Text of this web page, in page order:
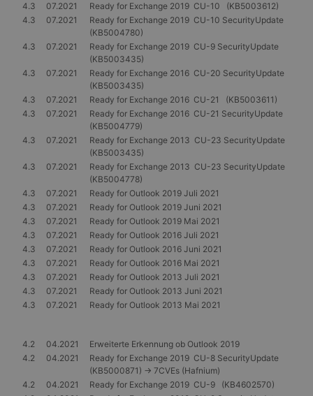
4.3
07.2021
Ready for Exchange 2019 CU-10 (KB5003612)
4.3
07.2021
Ready for Exchange 2019 CU-10 SecurityUpdate
(KB5004780)
4.3
07.2021
Ready for Exchange 2019 CU-9 SecurityUpdate
(KB5003435)
4.3
07.2021
Ready for Exchange 2016 CU-20 SecurityUpdate
(KB5003435)
4.3
07.2021
Ready for Exchange 2016 CU-21 (KB5003611)
4.3
07.2021
Ready for Exchange 2016 CU-21 SecurityUpdate
(KB5004779)
4.3
07.2021
Ready for Exchange 2013 CU-23 SecurityUpdate
(KB5003435)
4.3
07.2021
Ready for Exchange 2013 CU-23 SecurityUpdate
(KB5004778)
4.3
07.2021
Ready for Outlook 2019 Juli 2021
4.3
07.2021
Ready for Outlook 2019 Juni 2021
4.3
07.2021
Ready for Outlook 2019 Mai 2021
4.3
07.2021
Ready for Outlook 2016 Juli 2021
4.3
07.2021
Ready for Outlook 2016 Juni 2021
4.3
07.2021
Ready for Outlook 2016 Mai 2021
4.3
07.2021
Ready for Outlook 2013 Juli 2021
4.3
07.2021
Ready for Outlook 2013 Juni 2021
4.3
07.2021 Ready for Outlook 2013 Mai 2021
4.2 04.2021
Erweiterte Erkennung ob Outlook 2019
4.2
04.2021
Ready for Exchange 2019 CU-8 SecurityUpdate
(KB5000871) -> 7CVEs (Hafnium)
4.2
04.2021
Ready for Exchange 2019 CU-9 (KB4602570)